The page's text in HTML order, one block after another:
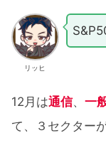
リッヒ
12月は通信、 一
て、３セクター